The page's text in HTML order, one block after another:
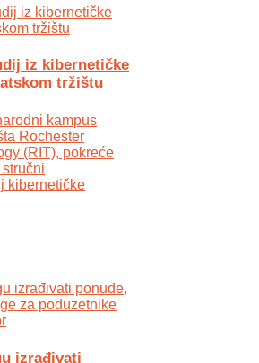
iz kibernetičke
tržištu
kampus
Rochester
(RIT), pokreće
kibernetičke
izrađivati